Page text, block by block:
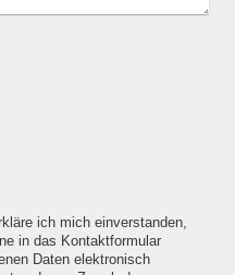
ich mich einverstanden,
in das Kontaktformular
Daten elektronisch